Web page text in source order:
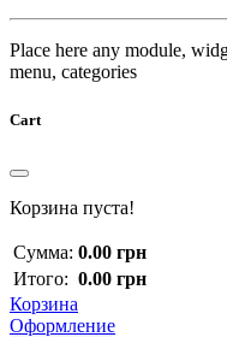
Place here any module,
menu, categories
Cart
Корзина пуста!
Сумма: 0.00 грн
Итого: 0.00 грн
Корзина
Оформление